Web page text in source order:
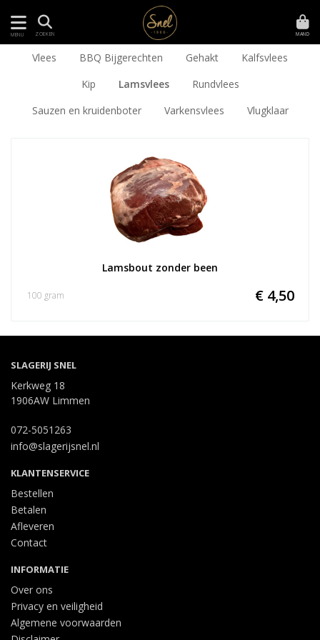
MENU ZOEKEN MAND
Vlees BBQ Bijgerechten Gehakt
Kalfsvlees
Kip
Lamsvlees
Rundvlees
Sauzen en kruidenboter
Varkensvlees Vlugklaar
Lamsbout zonder been
€ 4,50
100 gram
SLAGERIJ SNEL
Kerkweg 18
1906AW Limmen
072-5051263
info@slagerijsnel.nl
KLANTENSERVICE
Bestellen
Betalen
Afleveren
Contact
INFORMATIE
Over ons
Privacy en veiligheid
Algemene voorwaarden